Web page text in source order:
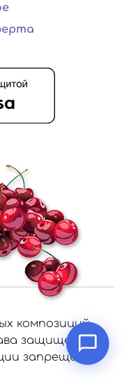
композиций
защищены.
запрещено.